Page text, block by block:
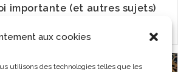
aux cookies
utilisons des technologies telles que les
importante (et autres sujets)